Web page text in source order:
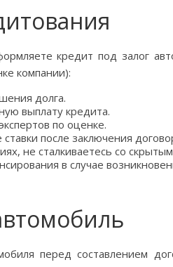
кредит под залог
компании):
долга.
выплату кредита.
по оценке.
после заключения
не сталкиваетесь со
в случае
перед составлением